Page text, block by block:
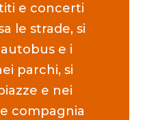
e concerti
le strade, si
e i
parchi, si
e nei
compagnia